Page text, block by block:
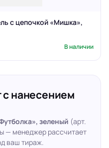
с цепочкой «Мишка»,
В наличии
с нанесением
зеленый (арт.
— менеджер рассчитает
ваш тираж.